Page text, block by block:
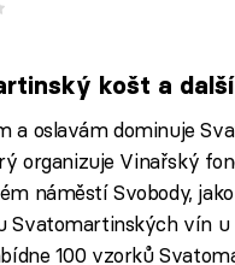
košt a
a oslavám dominuje
organizuje Vinařský fond
náměstí Svobody,
Svatomartinských vín u
100 vzorků